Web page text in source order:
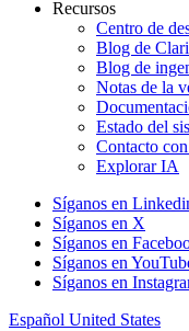
Recursos
Centro de
Blog de
Blog de
Notas de la
Estado del
Contacto
Explorar IA
Síganos en
Síganos en X
Síganos en
Síganos en
Síganos en
Español United States